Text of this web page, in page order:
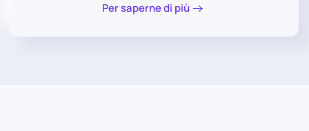
Per saperne di più